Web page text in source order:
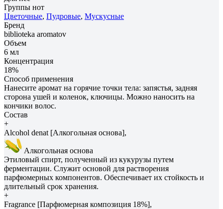
Группы нот
Цветочные, Пудровые, Мускусные
Бренд
biblioteka aromatov
Объем
6 мл
Концентрация
18%
Способ применения
Нанесите аромат на горячие точки тела: запястья, задняя
сторона ушей и коленок, ключицы. Можно наносить на
кончики волос.
Состав
+
Alcohol denat [Алкогольная основа],
Алкогольная основа
Этиловый спирт, полученный из кукурузы путем
ферментации. Служит основой для растворения
парфюмерных компонентов. Обеспечивает их стойкость и
длительный срок хранения.
+
Fragrance [Парфюмерная композиция 18%],